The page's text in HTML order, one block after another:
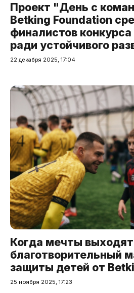
Проект "День с
Betking Foundation
финалистов
ради устойчивого
22 декабря 2025, 17:04
Когда мечты
благотворительный
защиты детей от
25 ноября 2025, 17:23